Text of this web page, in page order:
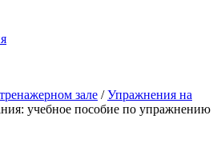
зале / Упражнения на
учебное пособие по упражнению